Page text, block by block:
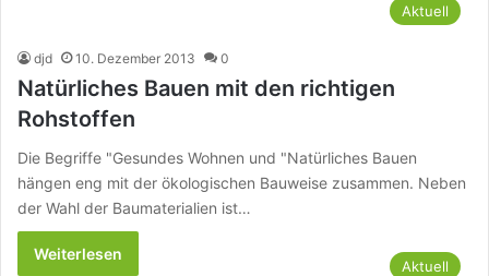
Aktuell
djd 10. Dezember 2013 0
Natürliches Bauen mit den richtigen
Rohstoffen
Die Begriffe "Gesundes Wohnen und "Natürliches Bauen
hängen eng mit der ökologischen Bauweise zusammen. Neben
der Wahl der Baumaterialien ist…
Weiterlesen
Aktuell